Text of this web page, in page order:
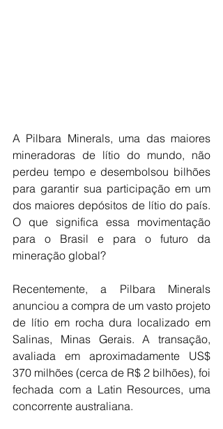
A Pilbara Minerals, uma das maiores
mineradoras de lítio do mundo, não
perdeu tempo e desembolsou bilhões
para garantir sua participação em um
dos maiores depósitos de lítio do país.
O que significa essa movimentação
para o Brasil e para o futuro da
mineração global?
Recentemente, a Pilbara Minerals
anunciou a compra de um vasto projeto
de lítio em rocha dura localizado em
Salinas, Minas Gerais. A transação,
avaliada em aproximadamente US$
370 milhões (cerca de R$ 2 bilhões), foi
fechada com a Latin Resources, uma
concorrente australiana.